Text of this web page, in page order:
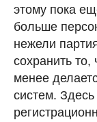
этому пока
больше
нежели
сохранить
менее
систем.